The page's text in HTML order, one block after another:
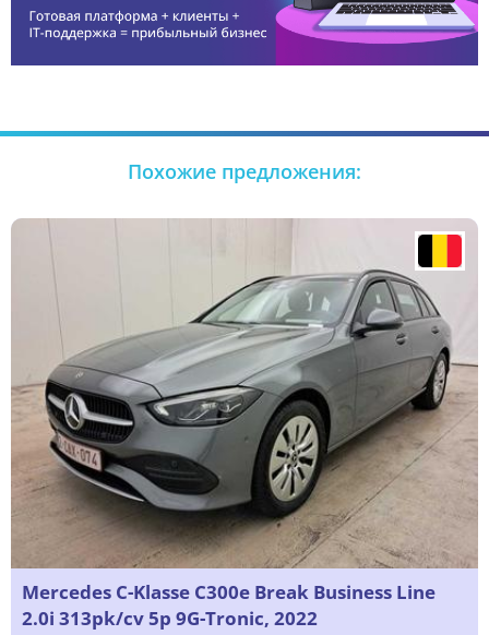
Похожие предложения:
Mercedes C-Klasse C300e Break Business Line
2.0i 313pk/cv 5p 9G-Tronic, 2022